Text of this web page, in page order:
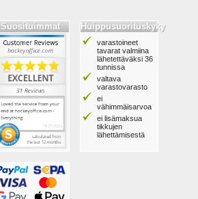
Suosituimmat Huippusuorituskyky
varastoineet
tavarat valmiina
lähetettäväksi 36
tunnissa
valtava
varastovarasto
ei
vähimmäisarvoa
ei lisämaksua
tikkujen
lähettämisestä